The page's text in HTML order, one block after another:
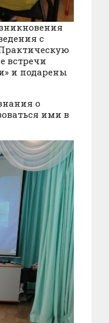
с
встречи
и подарены
о
ими в